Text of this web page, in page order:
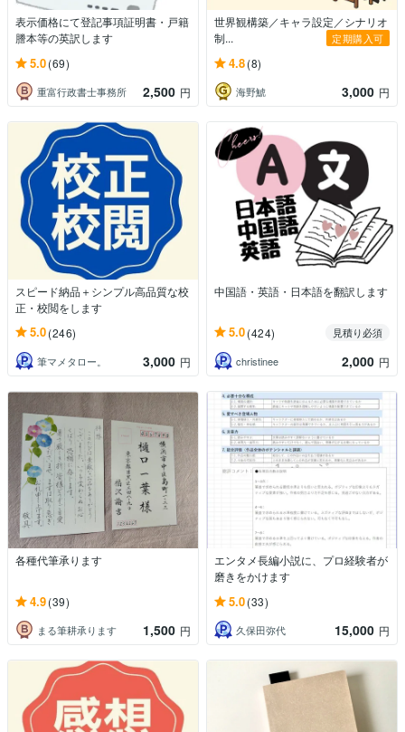
表示価格にて登記事項証明書・戸籍
謄本等の英訳します
5.0(69)
重富行政書士事務所 2,500 円
世界観構築／キャラ設定／シナリオ
制...
定期購入可
4.8(8)
海野鯱 3,000 円
スピード納品＋シンプル高品質な校
正・校閲をします
5.0(246)
筆マメタロー。 3,000 円
中国語・英語・日本語を翻訳します
5.0(424)
見積り必須
christinee
2,000 円
各種代筆承ります
4.9(39)
まる筆耕承ります 1,500 円
エンタメ長編小説に、プロ経験者が
磨きをかけます
5.0(33)
久保田弥代 15,000 円